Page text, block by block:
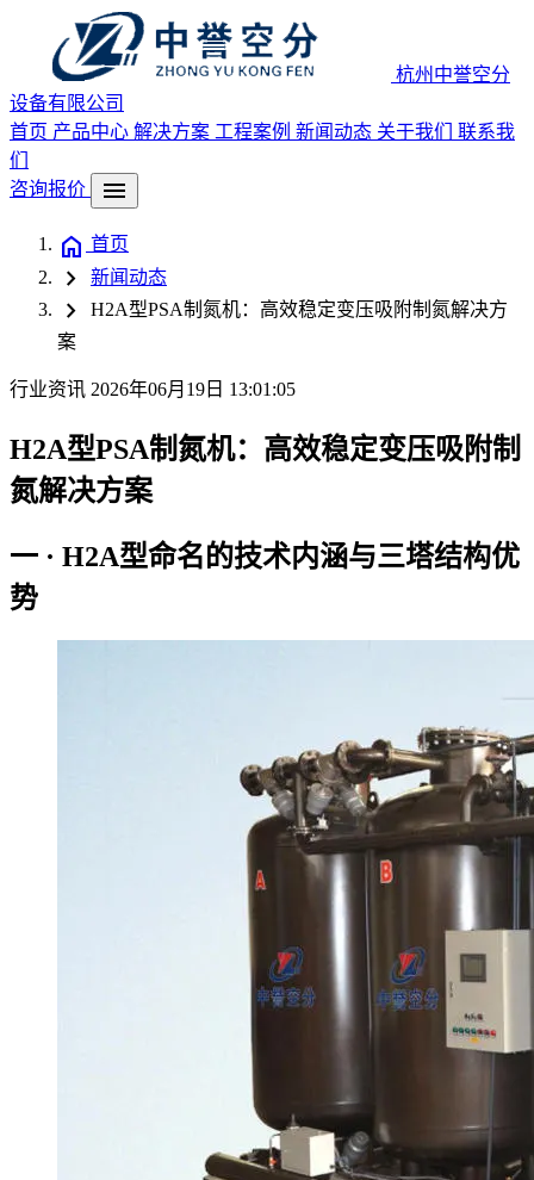
杭州中誉空分
设备有限公司
首页 产品中心 解决方案 工程案例 新闻动态 关于我们 联系我
们
咨询报价
menu
home 首页
chevron_right 新闻动态
chevron_right
H2A型PSA制氮机：高效稳定变压吸附制氮解决方
案
行业资讯 2026年06月19日 13:01:05
H2A型PSA制氮机：高效稳定变压吸附制
氮解决方案
一 · H2A型命名的技术内涵与三塔结构优
势